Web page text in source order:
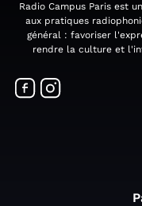
Radio Campus Paris est
aux pratiques
général : favoriser
rendre la culture et